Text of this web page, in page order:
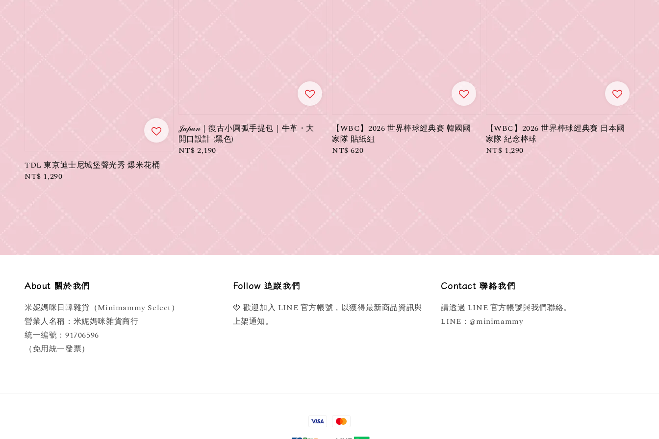
TDL 東京迪士尼城堡聲光秀 爆米花桶
Regular
NT$ 1,290
𝒥𝒶𝓅𝒶𝓃｜復古小圓弧手提包｜牛革・大
開口設計 (黑色)
Regular
NT$ 2,190
【WBC】2026 世界棒球經典賽 韓國國
家隊 貼紙組
Regular
NT$ 620
【WBC】2026 世界棒球經典賽 日本國
家隊 紀念棒球
Regular
NT$ 1,290
About 關於我們
米妮媽咪日韓雜貨（Minimammy Select）
營業人名稱：米妮媽咪雜貨商行
統一編號：91706596
（免用統一發票）
Follow 追蹤我們
🍓 歡迎加入 LINE 官方帳號，以獲得最新商品資訊與
上架通知。
Contact 聯絡我們
請透過 LINE 官方帳號與我們聯絡。
LINE：@minimammy